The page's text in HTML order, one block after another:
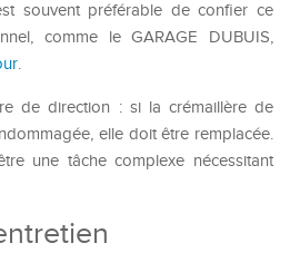
souvent préférable de confier ce
comme le GARAGE DUBUIS,
.
de direction : si la crémaillère de
elle doit être remplacée.
une tâche complexe nécessitant